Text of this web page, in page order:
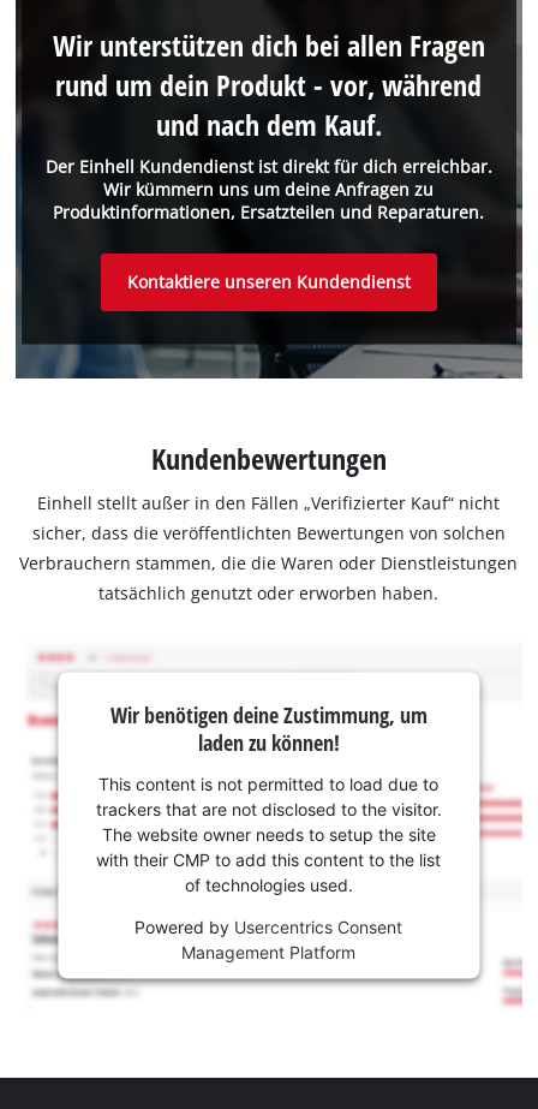
Der Einhell Kundendienst ist direkt für dich erreichbar.
Wir kümmern uns um deine Anfragen zu
Produktinformationen, Ersatzteilen und Reparaturen.
Wir unterstützen dich bei allen Fragen
rund um dein Produkt - vor, während
und nach dem Kauf.
Kontaktiere unseren Kundendienst
Kundenbewertungen
Einhell stellt außer in den Fällen „Verifizierter Kauf“ nicht
sicher, dass die veröffentlichten Bewertungen von solchen
Verbrauchern stammen, die die Waren oder Dienstleistungen
tatsächlich genutzt oder erworben haben.
Wir benötigen deine Zustimmung, um
laden zu können!
This content is not permitted to load due to
trackers that are not disclosed to the visitor.
The website owner needs to setup the site
with their CMP to add this content to the list
of technologies used.
Powered by Usercentrics Consent
Management Platform